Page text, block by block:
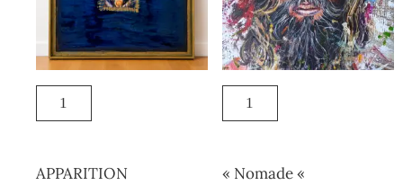
APPARITION « Nomade «